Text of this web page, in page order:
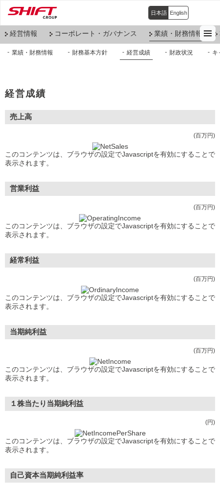
日本語 English
経営情報 コーポレート・ガバナンス 業績・財務情報
業績・財務情報 財務基本方針 経営成績 財政状況 キ
経営成績
売上高
(百万円)
このコンテンツは、ブラウザの設定でJavascriptを有効にすることで
表示されます。
営業利益
(百万円)
このコンテンツは、ブラウザの設定でJavascriptを有効にすることで
表示されます。
経常利益
(百万円)
このコンテンツは、ブラウザの設定でJavascriptを有効にすることで
表示されます。
当期純利益
(百万円)
このコンテンツは、ブラウザの設定でJavascriptを有効にすることで
表示されます。
１株当たり当期純利益
(円)
このコンテンツは、ブラウザの設定でJavascriptを有効にすることで
表示されます。
自己資本当期純利益率